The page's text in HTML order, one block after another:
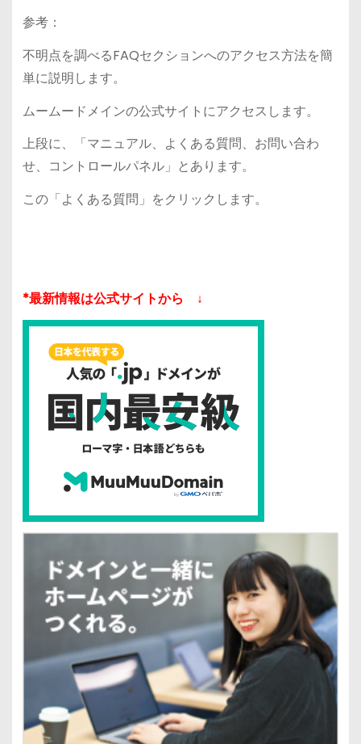
参考：
不明点を調べるFAQセクションへのアクセス方法を簡
単に説明します。
ムームードメインの公式サイトにアクセスします。
上段に、「マニュアル、よくある質問、お問い合わ
せ、コントロールパネル」とあります。
この「よくある質問」をクリックします。
*最新情報は公式サイトから ↓